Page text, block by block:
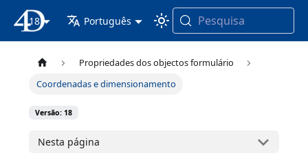
Documentação 4D
18 Português Pesquisa
Propriedades dos objectos formulário
Coordenadas e dimensionamento
Versão: 18
Nesta página